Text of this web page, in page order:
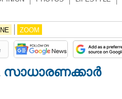
ZOOM
സാധാരണക്കാർ